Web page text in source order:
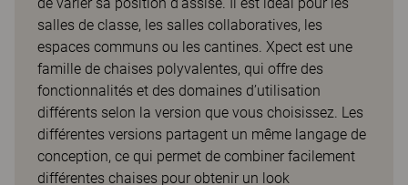
salles de classe, les salles collaboratives, les
espaces communs ou les cantines. Xpect est une
famille de chaises polyvalentes, qui offre des
fonctionnalités et des domaines d’utilisation
différents selon la version que vous choisissez. Les
différentes versions partagent un même langage de
conception, ce qui permet de combiner facilement
différentes chaises pour obtenir un look